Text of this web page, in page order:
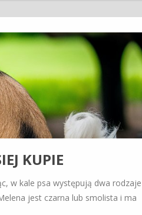
KUPIE
w kale psa występują dwa rodzaje
jest czarna lub smolista i ma